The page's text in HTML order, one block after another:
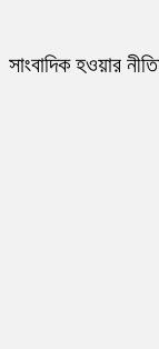
সাংবাদিক হওয়ার